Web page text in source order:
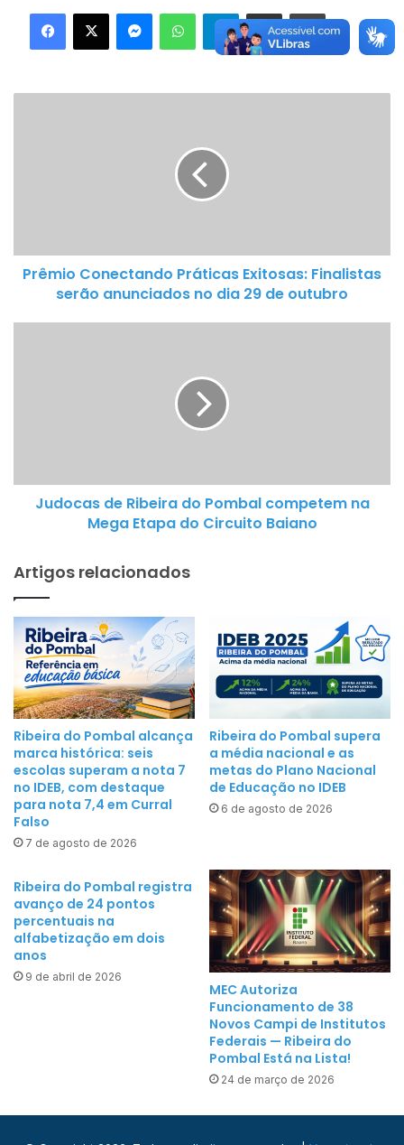
Facebook
X MessengerWhatsAppTelegram
Compartilhar via e-mail Imprimir
no
dia
de
Prêmio Conectando Práticas Exitosas: Finalistas
serão anunciados no dia 29 de outubro
Mega
Etapa
Baiano
Judocas de Ribeira do Pombal competem na
Mega Etapa do Circuito Baiano
Artigos relacionados
Ribeira do Pombal alcança
marca histórica: seis
escolas superam a nota 7
no IDEB, com destaque
para nota 7,4 em Curral
Falso
7 de agosto de 2026
Ribeira do Pombal supera
a média nacional e as
metas do Plano Nacional
de Educação no IDEB
6 de agosto de 2026
Ribeira do Pombal registra
avanço de 24 pontos
percentuais na
alfabetização em dois
anos
9 de abril de 2026
MEC Autoriza
Funcionamento de 38
Novos Campi de Institutos
Federais — Ribeira do
Pombal Está na Lista!
24 de março de 2026